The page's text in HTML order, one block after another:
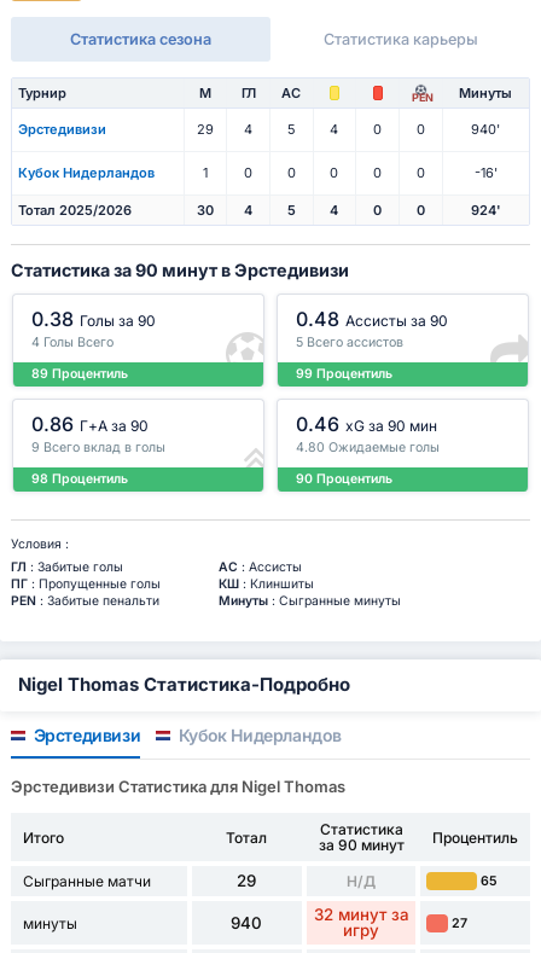
Статистика сезона Статистика карьеры
Турнир М ГЛ АС PEN Минуты
Эрстедивизи 29 4 5 4 0 0 940'
Кубок Нидерландов 1 0 0 0 0 0 -16'
Тотал 2025/2026 30 4 5 4 0 0 924'
Статистика за 90 минут в Эрстедивизи
0.38 Голы за 90
4 Голы Всего
89 Процентиль
0.48 Ассисты за 90
5 Всего ассистов
99 Процентиль
0.86 Г+A за 90
9 Всего вклад в голы
98 Процентиль
0.46 xG за 90 мин
4.80 Ожидаемые голы
90 Процентиль
Условия :
ГЛ : Забитые голы АС : Ассисты
ПГ: Пропущенные голы КШ: Клиншиты
PEN: Забитые пенальти Минуты: Сыгранные минуты
Nigel Thomas Статистика-Подробно
Эрстедивизи Кубок Нидерландов
Эрстедивизи Статистика для Nigel Thomas
Итого Тотал
Статистика
за 90 минут
Процентиль
Сыгранные матчи 29 Н/Д 65
минуты 940
32 минут за
игру
27